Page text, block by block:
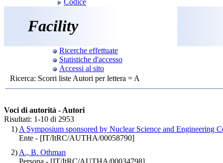
Codice
Facility
Ricerche effettuate
Statistiche d'accesso
Accessi al sito
Ricerca: Scorri liste Autori per lettera = A
Voci di autorità - Autori
Risultati: 1-10 di 2953
1) A Symposium sponsored by Nuclear Science and Engineering
Ente - [IT/ItRC/AUTHA/00058790]
2) A., B. Othman
Persona - [IT/ItRC/AUTHA/00034798]